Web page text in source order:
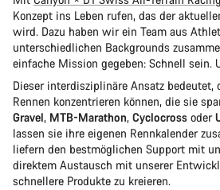
Konzept ins Leben rufen, das der
wird. Dazu haben wir ein Team aus
unterschiedlichen Backgrounds
einfache Mission gegeben: Schnell sein.
Dieser interdisziplinäre Ansatz bedeutet,
Rennen konzentrieren können, die sie
Gravel, MTB-Marathon, Cyclocross oder
lassen sie ihre eigenen Rennkalender
liefern den bestmöglichen Support mit
direktem Austausch mit unserer
schnellere Produkte zu kreieren.